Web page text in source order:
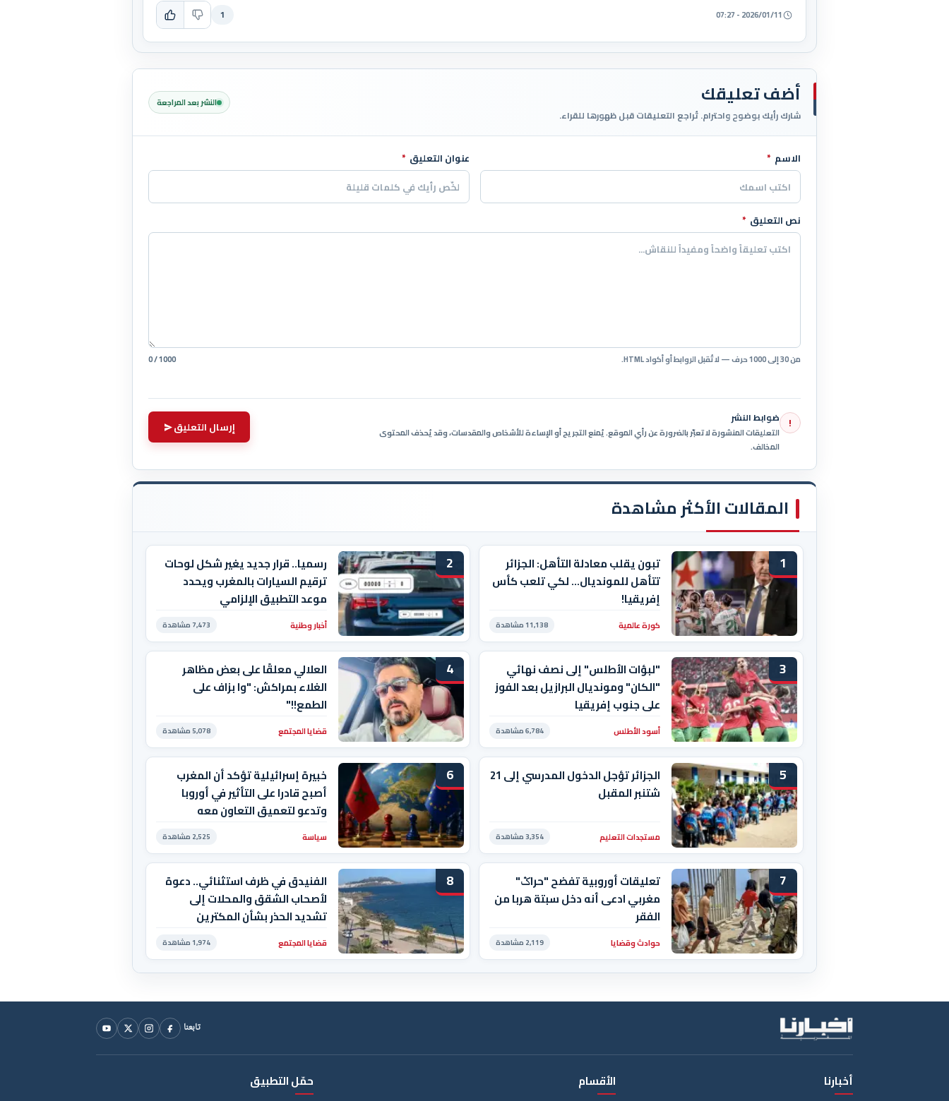
2026/01/11 - 07:27
1
أضف تعليقك
شارك رأيك بوضوح واحترام. تُراجع التعليقات قبل ظهورها للقراء.
النشر بعد المراجعة
اترك هذا الحقل فارغاً
الاسم * عنوان التعليق *
نص التعليق *
من 30 إلى 1000 حرف — لا تُقبل الروابط أو أكواد HTML. 0 / 1000
! ضوابط النشر
التعليقات المنشورة لا تعبّر بالضرورة عن رأي الموقع. يُمنع التجريح أو الإساءة للأشخاص والمقدسات، وقد يُحذف المحتوى
المخالف.
إرسال التعليق
المقالات الأكثر مشاهدة
1
تبون يقلب معادلة التأهل: الجزائر
تتأهل للمونديال… لكي تلعب كأس
إفريقيا!
كورة عالمية 11,138 مشاهدة
2
رسميا.. قرار جديد يغير شكل لوحات
ترقيم السيارات بالمغرب ويحدد
موعد التطبيق الإلزامي
أخبار وطنية 7,473 مشاهدة
3
"لبؤات الأطلس" إلى نصف نهائي
"الكان" ومونديال البرازيل بعد الفوز
على جنوب إفريقيا
أسود الأطلس 6,784 مشاهدة
4
العلالي معلقًا على بعض مظاهر
الغلاء بمراكش: "وا بزاف على
الطمع!!"
قضايا المجتمع 5,078 مشاهدة
5
الجزائر تؤجل الدخول المدرسي إلى 21
شتنبر المقبل
مستجدات التعليم 3,354 مشاهدة
6
خبيرة إسرائيلية تؤكد أن المغرب
أصبح قادرا على التأثير في أوروبا
وتدعو لتعميق التعاون معه
سياسة 2,525 مشاهدة
7
تعليقات أوروبية تفضح "حراݣ"
مغربي ادعى أنه دخل سبتة هربا من
الفقر
حوادث وقضايا 2,119 مشاهدة
8
الفنيدق في ظرف استثنائي.. دعوة
لأصحاب الشقق والمحلات إلى
تشديد الحذر بشأن المكترين
قضايا المجتمع 1,974 مشاهدة
تابعنا
الأقسام أخبارنا حمّل التطبيق